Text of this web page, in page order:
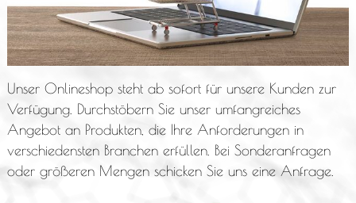
Unser Onlineshop steht ab sofort für unsere Kunden zur
Verfügung. Durchstöbern Sie unser umfangreiches
Angebot an Produkten, die Ihre Anforderungen in
verschiedensten Branchen erfüllen. Bei Sonderanfragen
oder größeren Mengen schicken Sie uns eine Anfrage.